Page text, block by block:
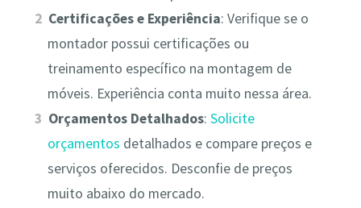
Certificações e Experiência: Verifique se o
montador possui certificações ou
treinamento específico na montagem de
móveis. Experiência conta muito nessa área.
Orçamentos Detalhados:Solicite
orçamentos detalhados e compare preços e
serviços oferecidos. Desconfie de preços
muito abaixo do mercado.